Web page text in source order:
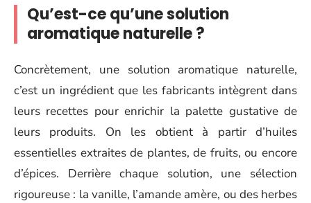
Qu’est-ce qu’une solution
aromatique naturelle ?
Concrètement, une solution aromatique naturelle,
c’est un ingrédient que les fabricants intègrent dans
leurs recettes pour enrichir la palette gustative de
leurs produits. On les obtient à partir d’huiles
essentielles extraites de plantes, de fruits, ou encore
d’épices. Derrière chaque solution, une sélection
rigoureuse : la vanille, l’amande amère, ou des herbes